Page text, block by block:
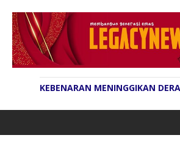
KEBENARAN MENINGGIKAN